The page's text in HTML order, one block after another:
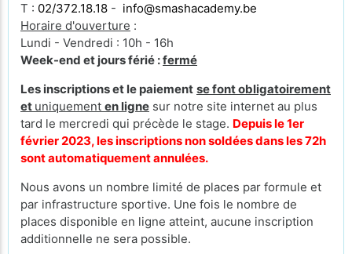
T : 02/372.18.18 - info@smashacademy.be
Horaire d'ouverture :
Lundi - Vendredi : 10h - 16h
Week-end et jours férié :fermé
Les inscriptions et le paiement se font obligatoirement
et uniquement en ligne sur notre site internet au plus
tard le mercredi qui précède le stage. Depuis le 1er
février 2023, les inscriptions non soldées dans les 72h
sont automatiquement annulées.
Nous avons un nombre limité de places par formule et
par infrastructure sportive. Une fois le nombre de
places disponible en ligne atteint, aucune inscription
additionnelle ne sera possible.